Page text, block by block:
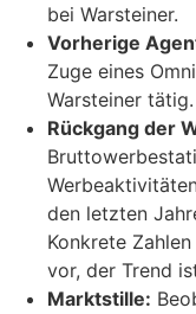
bei Warsteiner.
Vorherige
Zuge eines
Warsteiner
Rückgang der
den letzten
Konkrete
vor, der Trend
Marktstille: